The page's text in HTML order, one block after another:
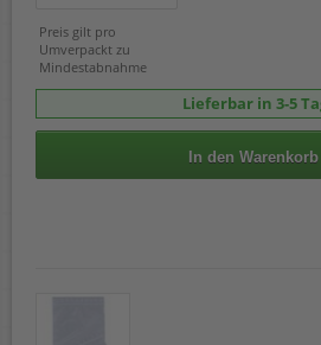
Preis gilt pro
Umverpackt zu
Mindestabnahme
Lieferbar in 3-5
In den Warenkorb